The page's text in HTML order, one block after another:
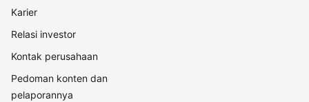
Karier
Relasi investor
Kontak perusahaan
Pedoman konten dan
pelaporannya